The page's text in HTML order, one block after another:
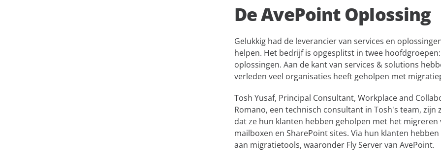
De AvePoint Oplossing
Gelukkig had de leverancier van services en
helpen. Het bedrijf is opgesplitst in twee
oplossingen. Aan de kant van services & solutions
verleden veel organisaties heeft geholpen met
Tosh Yusaf, Principal Consultant, Workplace and
Romano, een technisch consultant in Tosh's team,
dat ze hun klanten hebben geholpen met het
mailboxen en SharePoint sites. Via hun klanten
aan migratietools, waaronder Fly Server van AvePoint.